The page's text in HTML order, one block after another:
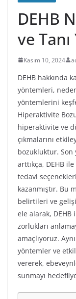
DEHB
ve
Kasım 10, 2024
DEHB hakkında
yöntemleri,
yöntemlerini
Hiperaktivite
hiperaktivite ve
çıkmalarını
bozukluktur. Son
arttıkça, DEHB
tedavi
kazanmıştır. Bu
belirtileri ve
ele alarak, DEHB
zorlukları
amaçlıyoruz.
yöntemler ve
vererek,
sunmayı